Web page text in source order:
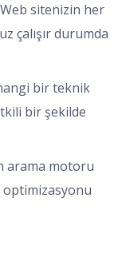
Web sitenizin her
çalışır durumda
bir teknik
bir şekilde
arama motoru
optimizasyonu